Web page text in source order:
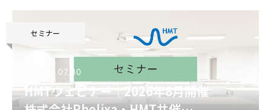
セミナー
2026.07.30
HMTウェビナー｜2026年8月開催